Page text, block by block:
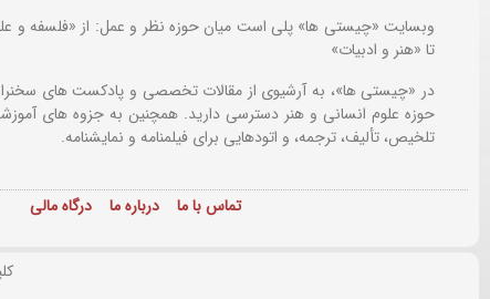
وبسایت «چیستی ها» پلی است میان حوزه نظر و عمل: از «فلسفه و
تا «هنر و ادبیات»
در «چیستی ها»، به آرشیوی از مقالات تخصصی و پادکست های
حوزه علوم انسانی و هنر دسترسی دارید. همچنین به جزوه های
تلخیص، تألیف، ترجمه، و اتودهایی برای فیلمنامه و نمایشنامه.
تماس با ما درباره ما درگاه مالی